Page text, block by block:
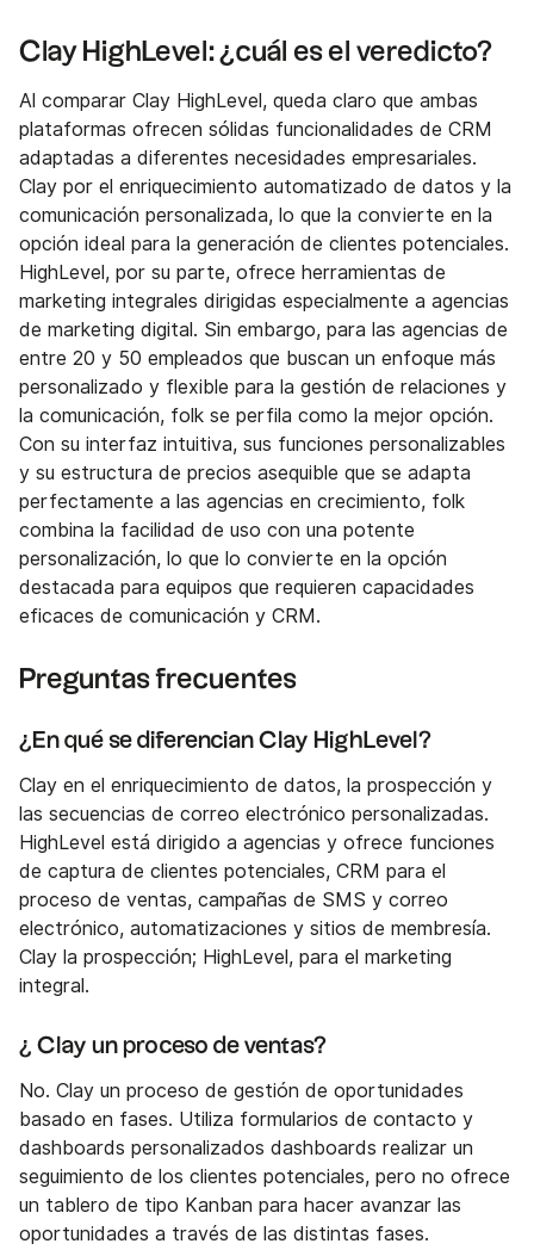
Clay HighLevel: ¿cuál es el veredicto?
Al comparar Clay HighLevel, queda claro que ambas
plataformas ofrecen sólidas funcionalidades de CRM
adaptadas a diferentes necesidades empresariales.
Clay por el enriquecimiento automatizado de datos y la
comunicación personalizada, lo que la convierte en la
opción ideal para la generación de clientes potenciales.
HighLevel, por su parte, ofrece herramientas de
marketing integrales dirigidas especialmente a agencias
de marketing digital. Sin embargo, para las agencias de
entre 20 y 50 empleados que buscan un enfoque más
personalizado y flexible para la gestión de relaciones y
la comunicación, folk se perfila como la mejor opción.
Con su interfaz intuitiva, sus funciones personalizables
y su estructura de precios asequible que se adapta
perfectamente a las agencias en crecimiento, folk
combina la facilidad de uso con una potente
personalización, lo que lo convierte en la opción
destacada para equipos que requieren capacidades
eficaces de comunicación y CRM.
Preguntas frecuentes
¿En qué se diferencian Clay HighLevel?
Clay en el enriquecimiento de datos, la prospección y
las secuencias de correo electrónico personalizadas.
HighLevel está dirigido a agencias y ofrece funciones
de captura de clientes potenciales, CRM para el
proceso de ventas, campañas de SMS y correo
electrónico, automatizaciones y sitios de membresía.
Clay la prospección; HighLevel, para el marketing
integral.
¿ Clay un proceso de ventas?
No. Clay un proceso de gestión de oportunidades
basado en fases. Utiliza formularios de contacto y
dashboards personalizados dashboards realizar un
seguimiento de los clientes potenciales, pero no ofrece
un tablero de tipo Kanban para hacer avanzar las
oportunidades a través de las distintas fases.